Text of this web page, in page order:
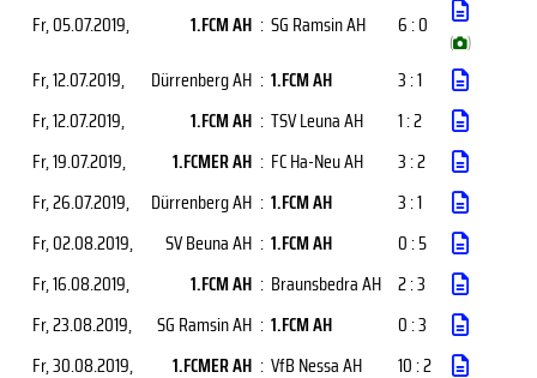
Fr, 05.07.2019, 1.FCM AH : SG Ramsin AH 6 : 0
( )
Fr, 12.07.2019, Dürrenberg AH : 1.FCM AH
3 : 1
Fr, 12.07.2019, 1.FCM AH : TSV Leuna AH
1 : 2
Fr, 19.07.2019, 1.FCMER AH : FC Ha-Neu AH
3 : 2
Fr, 26.07.2019, Dürrenberg AH : 1.FCM AH
3 : 1
Fr, 02.08.2019, SV Beuna AH : 1.FCM AH
0 : 5
Fr, 16.08.2019, 1.FCM AH : Braunsbedra AH 2 : 3
Fr, 23.08.2019, SG Ramsin AH : 1.FCM AH
0 : 3
Fr, 30.08.2019, 1.FCMER AH : VfB Nessa AH
10 : 2